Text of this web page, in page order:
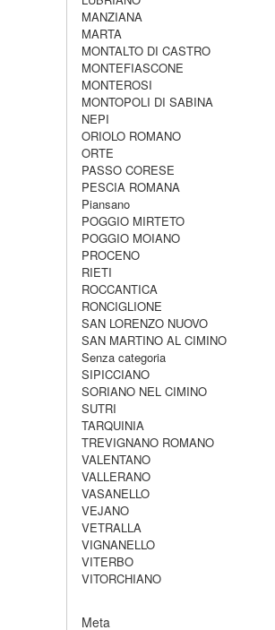
MANZIANA
MARTA
MONTALTO DI CASTRO
MONTEFIASCONE
MONTEROSI
MONTOPOLI DI SABINA
NEPI
ORIOLO ROMANO
ORTE
PASSO CORESE
PESCIA ROMANA
Piansano
POGGIO MIRTETO
POGGIO MOIANO
PROCENO
RIETI
ROCCANTICA
RONCIGLIONE
SAN LORENZO NUOVO
SAN MARTINO AL CIMINO
Senza categoria
SIPICCIANO
SORIANO NEL CIMINO
SUTRI
TARQUINIA
TREVIGNANO ROMANO
VALENTANO
VALLERANO
VASANELLO
VEJANO
VETRALLA
VIGNANELLO
VITERBO
VITORCHIANO
Meta